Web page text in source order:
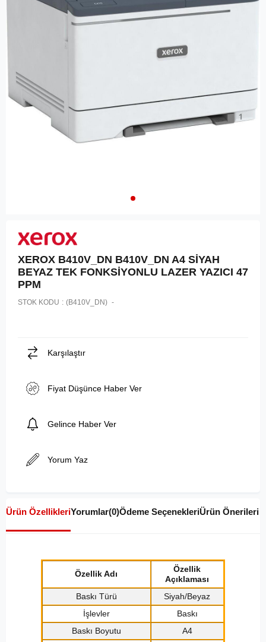
XEROX B410V_DN B410V_DN A4 SİYAH
BEYAZ TEK FONKSİYONLU LAZER YAZICI 47
PPM
STOK KODU (B410V_DN)
Karşılaştır
Fiyat Düşünce Haber Ver
Gelince Haber Ver
Yorum Yaz
Ürün ÖzellikleriYorumlar(0)Ödeme SeçenekleriÜrün Önerileri
Özellik Adı
Özellik
Açıklaması
Baskı Türü
Siyah/Beyaz
İşlevler
Baskı
Baskı Boyutu
A4